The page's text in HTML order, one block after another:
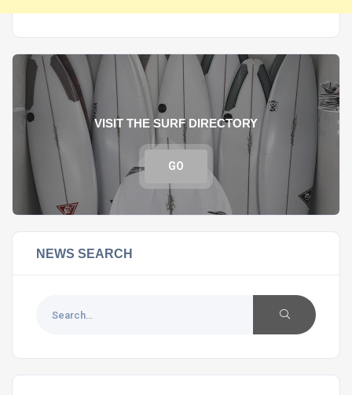
VISIT THE SURF DIRECTORY
GO
NEWS SEARCH